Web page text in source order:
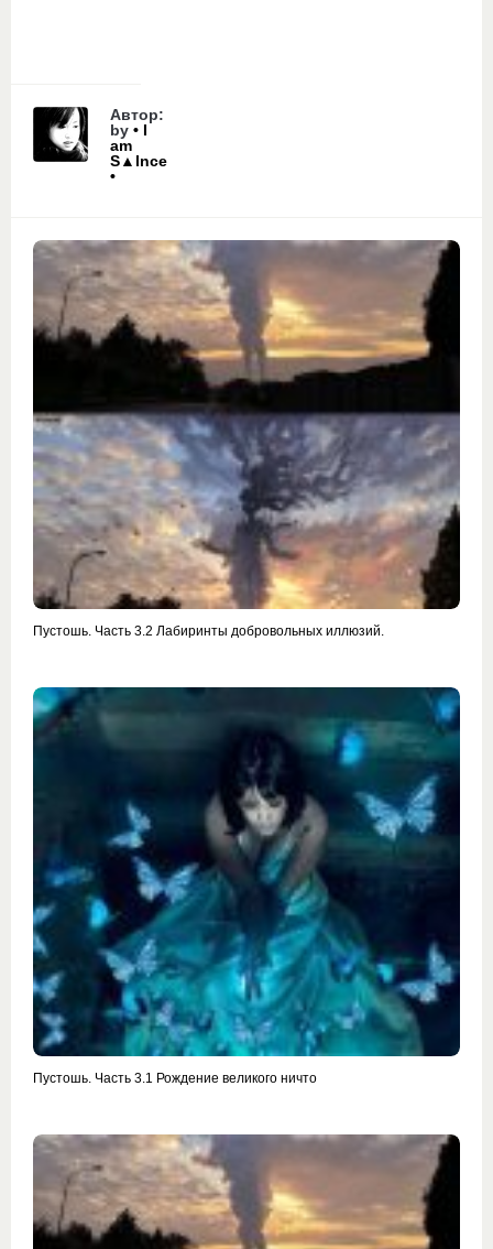
Автор:
by • I
am
S▲lnce
•
Пустошь. Часть 3.2 Лабиринты добровольных иллюзий.
Пустошь. Часть 3.1 Рождение великого ничто